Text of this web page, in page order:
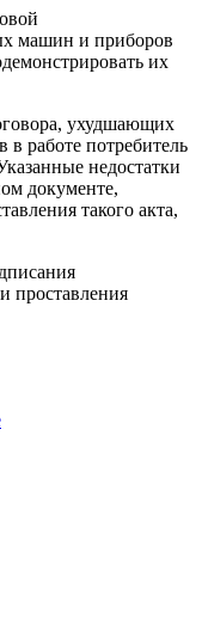
машин и приборов
их
ухудшающих
в работе потребитель
недостатки
документе,
такого акта,
проставления